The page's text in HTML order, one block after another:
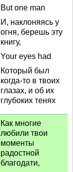
But one man
И, наклоняясь у
огня, берешь эту
книгу,
Your eyes had
Который был
когда-то в твоих
глазах, и об их
глубоких тенях
Как многие
любили твои
моменты
радостной
благодати,